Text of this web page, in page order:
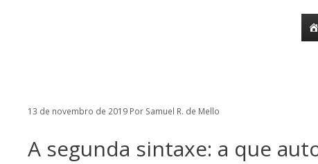
13 de novembro de 2019 Por Samuel R. de Mello
A segunda sintaxe: a que